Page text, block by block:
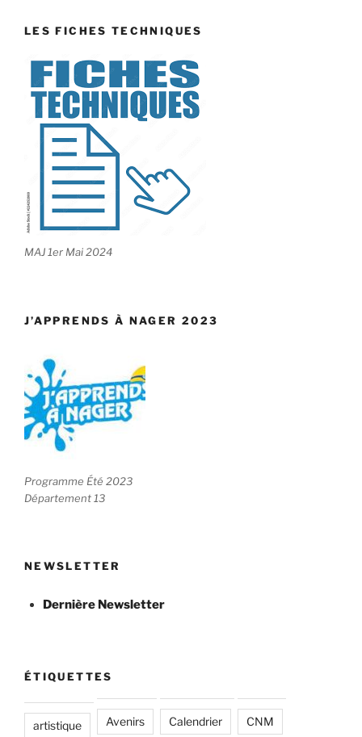
LES FICHES TECHNIQUES
MAJ 1er Mai 2024
J’APPRENDS À NAGER 2023
Programme Été 2023
Département 13
NEWSLETTER
Dernière Newsletter
ÉTIQUETTES
artistique Avenirs Calendrier CNM